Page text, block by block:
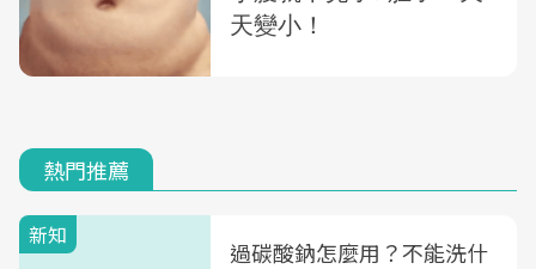
熱門推薦
新知
過碳酸鈉怎麼用？不能洗什